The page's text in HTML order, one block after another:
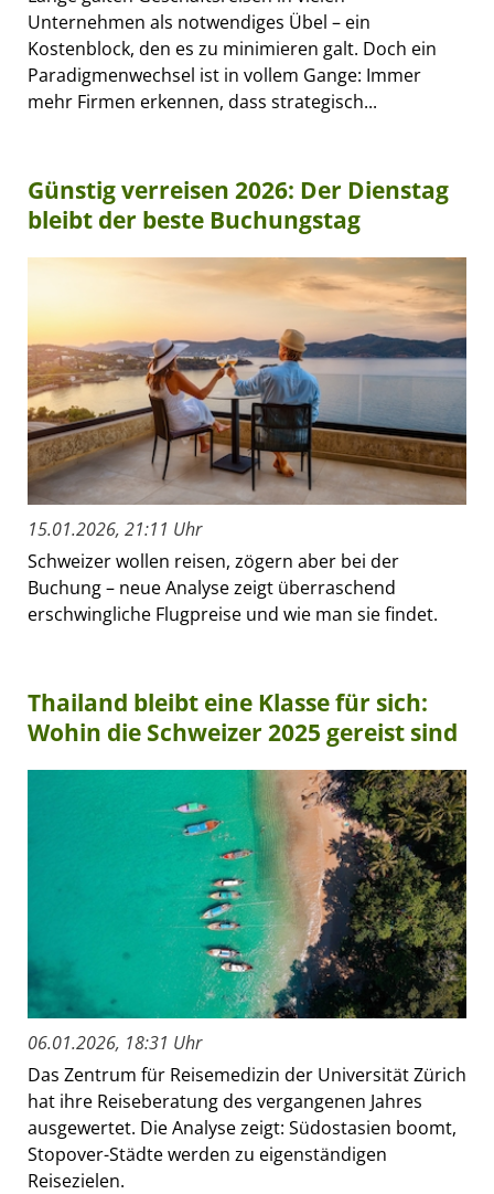
Unternehmen als notwendiges Übel – ein
Kostenblock, den es zu minimieren galt. Doch ein
Paradigmenwechsel ist in vollem Gange: Immer
mehr Firmen erkennen, dass strategisch...
Günstig verreisen 2026: Der Dienstag
bleibt der beste Buchungstag
15.01.2026, 21:11 Uhr
Schweizer wollen reisen, zögern aber bei der
Buchung – neue Analyse zeigt überraschend
erschwingliche Flugpreise und wie man sie findet.
Thailand bleibt eine Klasse für sich:
Wohin die Schweizer 2025 gereist sind
06.01.2026, 18:31 Uhr
Das Zentrum für Reisemedizin der Universität Zürich
hat ihre Reiseberatung des vergangenen Jahres
ausgewertet. Die Analyse zeigt: Südostasien boomt,
Stopover-Städte werden zu eigenständigen
Reisezielen.